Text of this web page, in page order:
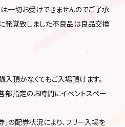
一切お受けできませんのでご了承
発覚致しました不良品は良品交換
頂かなくてもご入場頂けます。
部指定のお時間にイベントスペー
の配券状況により、フリー入場を